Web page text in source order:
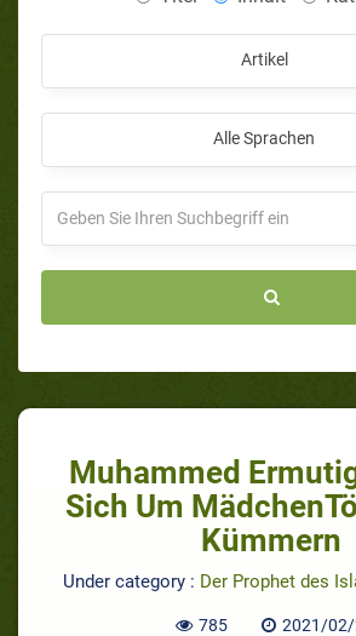
Artikel
Alle Sprachen
Muhammed
Sich Um
Kümmern
Under category : Der Prophet des
785 2021/02/